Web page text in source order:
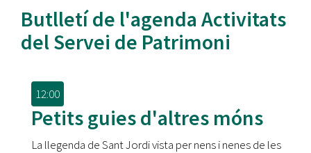
Butlletí de l'agenda Activitats
del Servei de Patrimoni
12:00
Petits guies d'altres móns
La llegenda de Sant Jordi vista per nens i nenes de les